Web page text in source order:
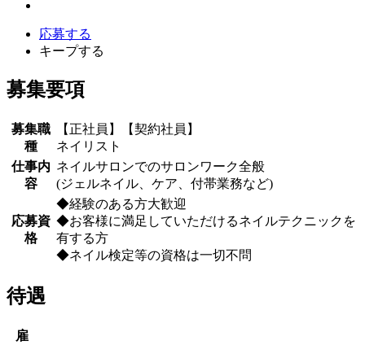
応募する
キープする
募集要項
募集職
種
【正社員】【契約社員】
ネイリスト
仕事内
容
ネイルサロンでのサロンワーク全般
(ジェルネイル、ケア、付帯業務など)
応募資
格
◆経験のある方大歓迎
◆お客様に満足していただけるネイルテクニックを
有する方
◆ネイル検定等の資格は一切不問
待遇
雇